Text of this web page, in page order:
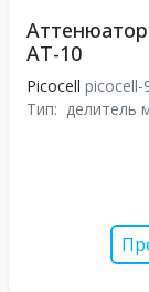
Аттенюатор
АТ-10
Picocell picocell-
Тип: делитель